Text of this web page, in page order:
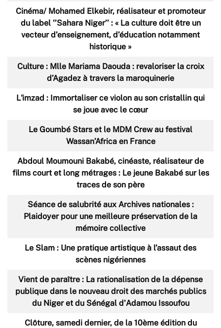
Cinéma/ Mohamed Elkebir, réalisateur et promoteur
du label ‘’Sahara Niger’’ : « La culture doit être un
vecteur d’enseignement, d’éducation notamment
historique »
Culture : Mlle Mariama Daouda : revaloriser la croix
d’Agadez à travers la maroquinerie
L'imzad : Immortaliser ce violon au son cristallin qui
se joue avec le cœur
Le Goumbé Stars et le MDM Crew au festival
Wassan’Africa en France
Abdoul Moumouni Bakabé, cinéaste, réalisateur de
films court et long métrages : Le jeune Bakabé sur les
traces de son père
Séance de salubrité aux Archives nationales :
Plaidoyer pour une meilleure préservation de la
mémoire collective
Le Slam : Une pratique artistique à l’assaut des
scènes nigériennes
Vient de paraître : La rationalisation de la dépense
publique dans le nouveau droit des marchés publics
du Niger et du Sénégal d'Adamou Issoufou
Clôture, samedi dernier, de la 10ème édition du